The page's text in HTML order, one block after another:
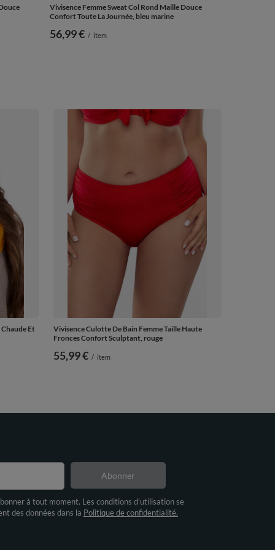
Vivisence Femme Sweat Col Rond Maille Douce
Confort Toute La Journée, bleu marine
56,99 € / item
Et
Vivisence Culotte De Bain Femme Taille Haute
Fronces Confort Sculptant, rouge
55,99 € / item
à tout moment. Les conditions d’utilisation se
des données dans la Politique de confidentialité.
Abonner